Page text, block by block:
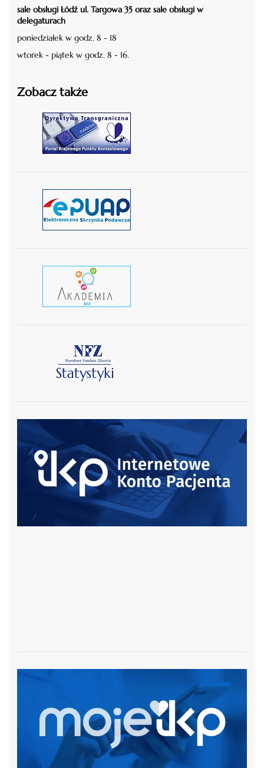
sale obsługi Łódź ul. Targowa 35 oraz sale obsługi w
delegaturach
poniedziałek w godz. 8 - 18
wtorek - piątek w godz. 8 - 16.
Zobacz także
czytaj więcej
czytaj więcej
czytaj więcej
czytaj więcej